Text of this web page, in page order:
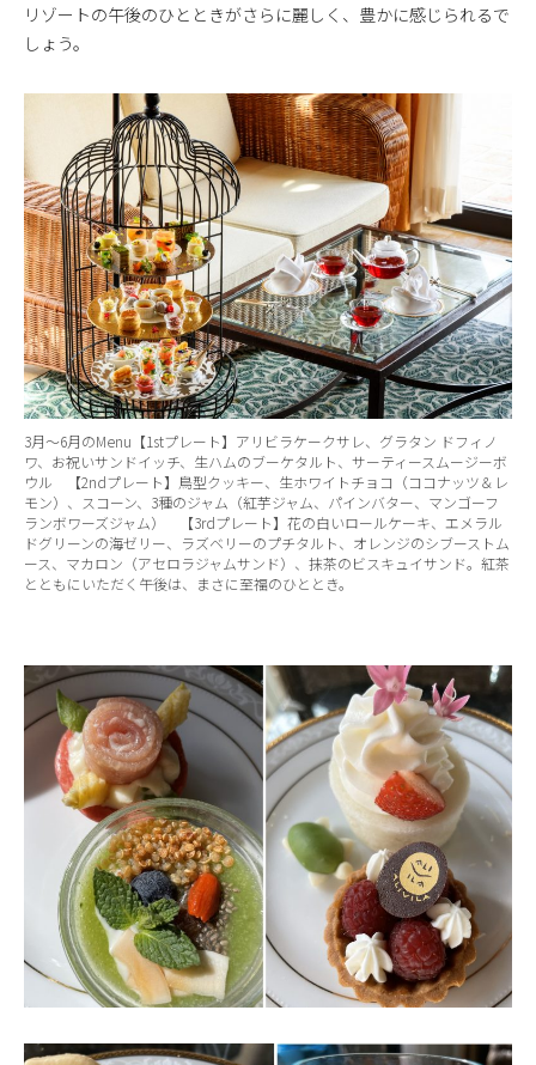
リゾートの午後のひとときがさらに麗しく、豊かに感じられるで
しょう。
3月～6月のMenu【1stプレート】アリビラケークサレ、グラタン ドフィノ
ワ、お祝いサンドイッチ、生ハムのブーケタルト、サーティースムージーボ
ウル 【2ndプレート】鳥型クッキー、生ホワイトチョコ（ココナッツ＆レ
モン）、スコーン、3種のジャム（紅芋ジャム、パインバター、マンゴーフ
ランボワーズジャム） 【3rdプレート】花の白いロールケーキ、エメラル
ドグリーンの海ゼリー、ラズベリーのプチタルト、オレンジのシブーストム
ース、マカロン（アセロラジャムサンド）、抹茶のビスキュイサンド。紅茶
とともにいただく午後は、まさに至福のひととき。